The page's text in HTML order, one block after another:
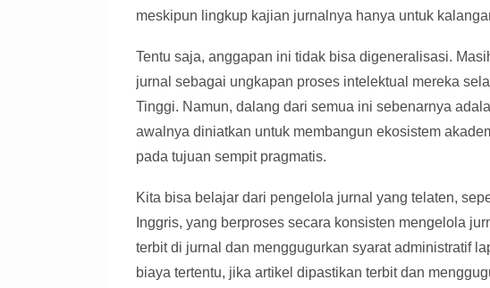
meskipun lingkup kajian jurnalnya hanya untuk
Tentu saja, anggapan ini tidak bisa digeneralisasi.
jurnal sebagai ungkapan proses intelektual mereka
Tinggi. Namun, dalang dari semua ini sebenarnya
awalnya diniatkan untuk membangun ekosistem
pada tujuan sempit pragmatis.
Kita bisa belajar dari pengelola jurnal yang telaten,
Inggris, yang berproses secara konsisten mengelola
terbit di jurnal dan menggugurkan syarat administratif
biaya tertentu, jika artikel dipastikan terbit dan